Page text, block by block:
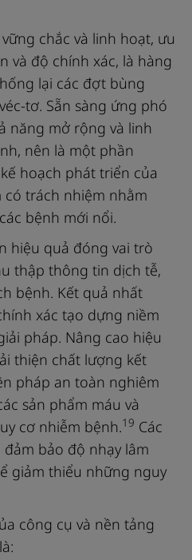
chắc và linh hoạt, ưu
và độ chính xác, là hàng
lại các đợt bùng
tơ. Sẵn sàng ứng phó
năng mở rộng và linh
nên là một phần
hoạch phát triển của
trách nhiệm nhằm
bệnh mới nổi.
hiệu quả đóng vai trò
thập thông tin dịch tễ,
bệnh. Kết quả nhất
xác tạo dựng niềm
pháp. Nâng cao hiệu
thiện chất lượng kết
pháp an toàn nghiêm
sản phẩm máu và
cơ nhiễm bệnh.19 Các
bảo độ nhạy lâm
giảm thiểu những nguy
công cụ và nền tảng